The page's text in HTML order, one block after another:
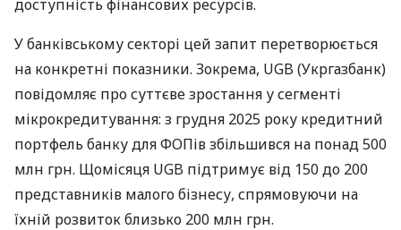
доступність фінансових ресурсів.
У банківському секторі цей запит перетворюється
на конкретні показники. Зокрема, UGB (Укргазбанк)
повідомляє про суттєве зростання у сегменті
мікрокредитування: з грудня 2025 року кредитний
портфель банку для ФОПів збільшився на понад 500
млн грн. Щомісяця UGB підтримує від 150 до 200
представників малого бізнесу, спрямовуючи на
їхній розвиток близько 200 млн грн.